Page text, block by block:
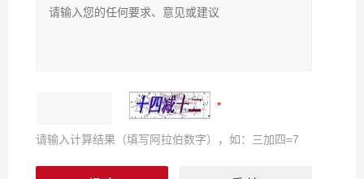
请输入计算结果（填写阿拉伯数字），如：三加四=7